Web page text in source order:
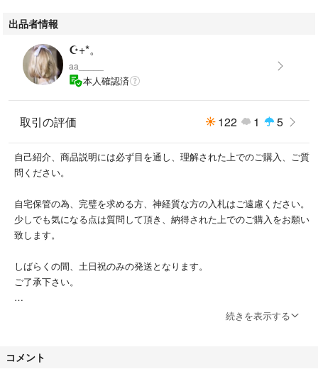
柄・デザイン···無地
出品者情報
☪+*。
aa_____
本人確認済
取引の評価 122 1 5
自己紹介、商品説明には必ず目を通し、理解された上でのご購入、ご質
問ください。
自宅保管の為、完璧を求める方、神経質な方の入札はご遠慮ください。
少しでも気になる点は質問して頂き、納得された上でのご購入をお願い
致します。
しばらくの間、土日祝のみの発送となります。
ご了承下さい。
続きを表示する
コメント